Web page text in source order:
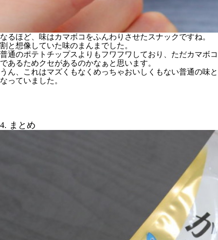
なるほど、味はカマボコをふんわりさせたスナックですね。
割と想像していた味のまんまでした。
普通のポテトチップスよりもフワフワしており、ただカマボコ
であるためクセがあるのかなぁと思います。
うん、これはマズくもなくめっちゃおいしくもない普通の味と
なっていました。
4. まとめ